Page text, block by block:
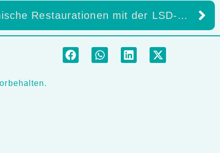
Silikatkeramische Restaurationen mit der LSD-Print-Technologie?